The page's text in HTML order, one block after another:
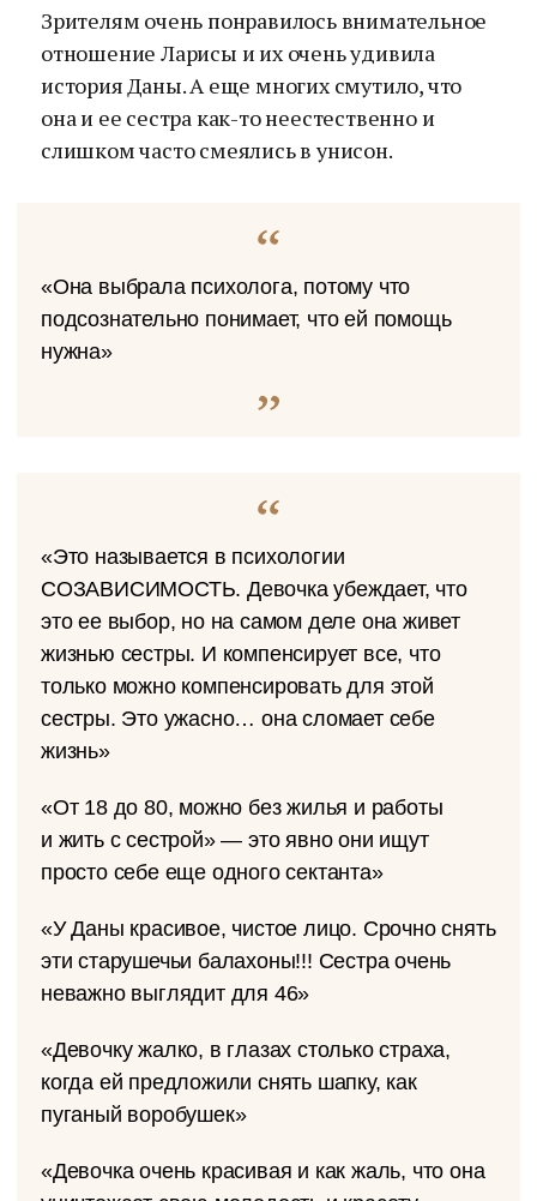
Зрителям очень понравилось внимательное
отношение Ларисы и их очень удивила
история Даны. А еще многих смутило, что
она и ее сестра как-то неестественно и
слишком часто смеялись в унисон.
«Она выбрала психолога, потому что
подсознательно понимает, что ей помощь
нужна»
«Это называется в психологии
СОЗАВИСИМОСТЬ. Девочка убеждает, что
это ее выбор, но на самом деле она живет
жизнью сестры. И компенсирует все, что
только можно компенсировать для этой
сестры. Это ужасно… она сломает себе
жизнь»
«От 18 до 80, можно без жилья и работы
и жить с сестрой» — это явно они ищут
просто себе еще одного сектанта»
«У Даны красивое, чистое лицо. Срочно снять
эти старушечьи балахоны!!! Сестра очень
неважно выглядит для 46»
«Девочку жалко, в глазах столько страха,
когда ей предложили снять шапку, как
пуганый воробушек»
«Девочка очень красивая и как жаль, что она